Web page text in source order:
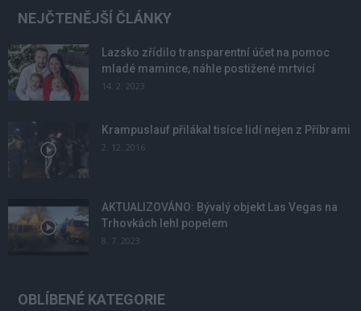
NEJČTENĚJŠÍ ČLÁNKY
Lazsko zřídilo transparentní účet na pomoc
mladé mamince, náhle postižené mrtvicí
14. 2. 2023
Krampuslauf přilákal tisíce lidí nejen z Příbrami
2. 12. 2016
AKTUALIZOVÁNO: Bývalý objekt Las Vegas na
Trhovkách lehl popelem
8. 7. 2023
OBLÍBENÉ KATEGORIE